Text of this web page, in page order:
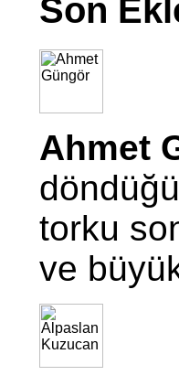
Son
Ahmet
torku
ve